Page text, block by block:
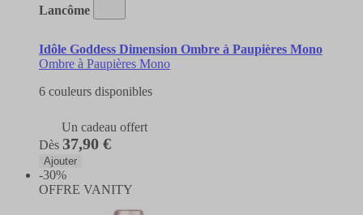
Lancôme
Idôle Goddess Dimension Ombre à Paupières Mono
Ombre à Paupières Mono
6 couleurs disponibles
Un cadeau offert
Dès 37,90 €
Ajouter
-30%
OFFRE VANITY